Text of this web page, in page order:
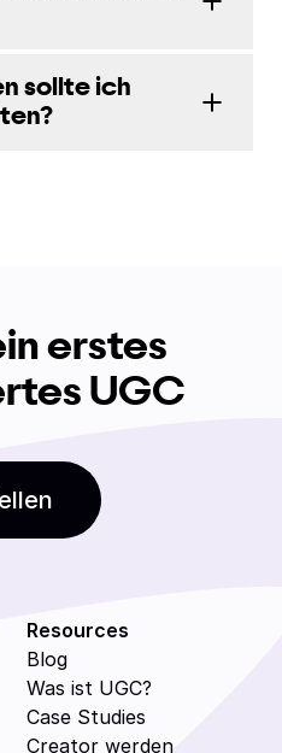
sollte ich
erstes
UGC
Resources
Blog
Was ist UGC?
Case Studies
Creator werden